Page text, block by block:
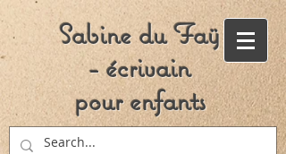
Sabine du Faÿ
- écrivain
pour enfants